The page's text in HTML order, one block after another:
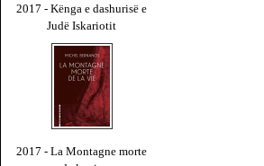
2017 - Kënga e dashurisë e
Judë Iskariotit
2017 - La Montagne morte